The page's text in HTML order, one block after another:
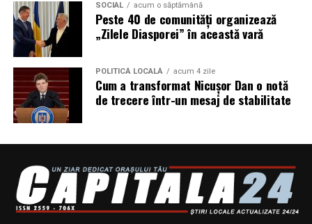
protecție împotriva uzurii;
reducerea depunerilor;
compatibilitate cu numeroase aprobări OEM;
performanțe foarte bune la pornirea la rece;
Ravenol VMP USVO 5W30 vs alte uleiuri 5W30
Mulți șoferi compară acest produs cu alte uleiuri
premium.
SOCIAL acum o săptămână
Peste 40 de comunități organizează
„Zilele Diasporei” în această vară
POLITICĂ LOCALĂ acum 4 zile
Cum a transformat Nicușor Dan o notă
de trecere într-un mesaj de stabilitate